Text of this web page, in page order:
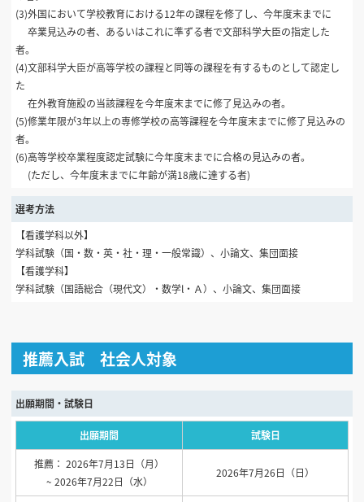
(3)外国において学校教育における12年の課程を修了し、今年度末までに
卒業見込みの者、あるいはこれに準ずる者で文部科学大臣の指定した
者。
(4)文部科学大臣が高等学校の課程と同等の課程を有するものとして認定し
た
在外教育施設の当該課程を今年度末までに修了見込みの者。
(5)修業年限が3年以上の専修学校の高等課程を今年度末までに修了見込みの
者。
(6)高等学校卒業程度認定試験に今年度末までに合格の見込みの者。
(ただし、今年度末までに年齢が満18歳に達する者)
選考方法
【看護学科以外】
学科試験（国・数・英・社・理・一般常識）、小論文、集団面接
【看護学科】
学科試験（国語総合（現代文）・数学l・Ａ）、小論文、集団面接
推薦入試 社会人対象
出願期間・試験日
出願期間 試験日
推薦： 2026年7月13日（月）
~ 2026年7月22日（水）
2026年7月26日（日）